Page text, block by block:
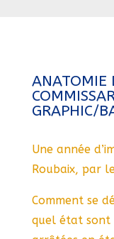
ANATOMIE
GRAPHIC/
Une année
Roubaix, par
Comment se
quel état sont